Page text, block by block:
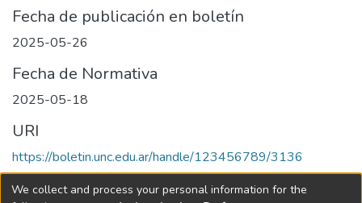
Fecha de publicación en boletín
2025-05-26
Fecha de Normativa
2025-05-18
URI
https://boletin.unc.edu.ar/handle/123456789/3136
Collections
We collect and process your personal information for the